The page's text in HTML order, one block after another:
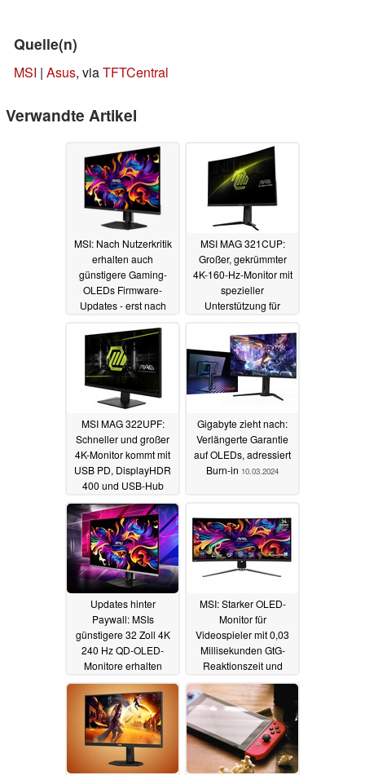
Quelle(n)
MSI | Asus, viaTFTCentral
Verwandte Artikel
MSI: Nach Nutzerkritik
erhalten auch
günstigere Gaming-
OLEDs Firmware-
Updates - erst nach
aufwendigen Update
27.06.2024
MSI MAG 321CUP:
Großer, gekrümmter
4K-160-Hz-Monitor mit
spezieller
Unterstützung für
17.03.2024
MSI MAG 322UPF:
Schneller und großer
4K-Monitor kommt mit
USB PD, DisplayHDR
400 und USB-Hub
15.03.2024
Gigabyte zieht nach:
Verlängerte Garantie
auf OLEDs, adressiert
Burn-in 10.03.2024
Updates hinter
Paywall: MSIs
günstigere 32 Zoll 4K
240 Hz QD-OLED-
Monitore erhalten
keine Firmware-
Updates23.02.2024
MSI: Starker OLED-
Monitor für
Videospieler mit 0,03
Millisekunden GtG-
Reaktionszeit und
KVM-Switch ist ab
sofort erhältlich
16.02.2024